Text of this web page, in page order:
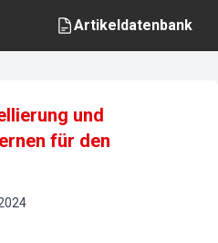
Artikeldatenbank
und
für den